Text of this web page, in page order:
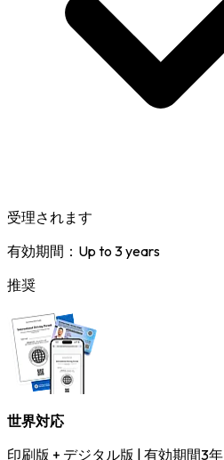
受理されます
有効期間：Up to 3 years
推奨
世界対応
印刷版 + デジタル版
有効期間3年